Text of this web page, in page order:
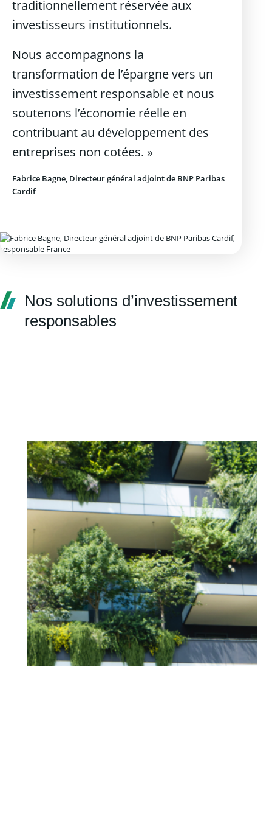
traditionnellement réservée aux
investisseurs institutionnels.
Nous accompagnons la
transformation de l’épargne vers un
investissement responsable et nous
soutenons l’économie réelle en
contribuant au développement des
entreprises non cotées. »
Fabrice Bagne, Directeur général adjoint de BNP Paribas
Cardif
Nos solutions d’investissement
responsables